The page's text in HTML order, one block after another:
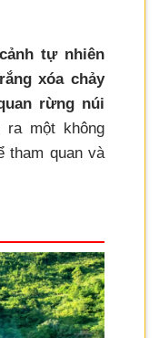
tự nhiên
xóa chảy
rừng núi
một không
tham quan và